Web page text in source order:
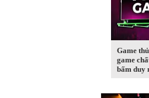
Game
game
bấm duy